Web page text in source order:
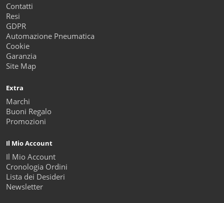
Contatti
Resi
GDPR
Automazione Pneumatica
Cookie
Garanzia
Site Map
Extra
Marchi
Buoni Regalo
Promozioni
Il Mio Account
Il Mio Account
Cronologia Ordini
Lista dei Desideri
Newsletter